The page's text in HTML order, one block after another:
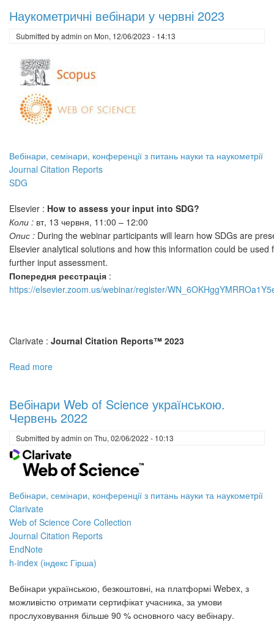
та
Національний
серпні-
2023
Наукометричні вебінари у червні 2023
Submitted byadmin on Mon, 12/06/2023 - 14:13
Вебінари, семінари, конференції з питань науки та наукометрії
Journal Citation Reports
SDG
Elsevier : How to assess your input into SDG?
Коли : вт, 13 червня, 11:00 – 12:00
Опис : During the webinar participants will learn how SDGs are
Elsevier analytical solutions and how this information could be used
further input assessment.
Попередня реєстрація :
https://elsevier.zoom.us/webinar/register/
Clarivate : Journal Citation Reports™ 2023
Read more
у
червні
2023
Вебінари Web of Science українською.
Червень 2022
Submitted byadmin on Thu, 02/06/2022 - 10:13
Вебінари, семінари, конференції з питань науки та наукометрії
Clarivate
Web of Science Core Collection
Journal Citation Reports
EndNote
h-index (індекс Гірша)
Вебінари українською, безкоштовні, на платформі Webex, з
можливістю отримати сертифікат учасника, за умови
прослуховування більше 90 % основного часу вебінару.